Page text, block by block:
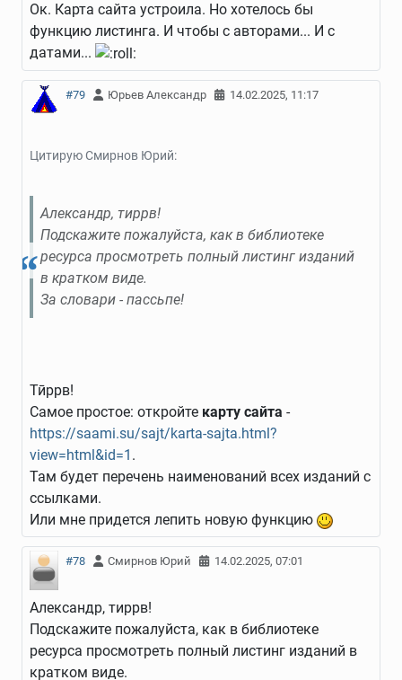
Ок. Карта сайта устроила. Но хотелось бы
функцию листинга. И чтобы с авторами... И с
датами...
#79 Юрьев Александр 14.02.2025, 11:17
Цитирую Смирнов Юрий:
Александр, тиррв!
Подскажите пожалуйста, как в библиотеке
ресурса просмотреть полный листинг изданий
в кратком виде.
За словари - пассьпе!
Тӣррв!
Самое простое: откройте карту сайта -
https://saami.su/sajt/karta-sajta.html?
view=html&id=1 .
Там будет перечень наименований всех изданий с
ссылками.
Или мне придется лепить новую функцию
#78 Смирнов Юрий 14.02.2025, 07:01
Александр, тиррв!
Подскажите пожалуйста, как в библиотеке
ресурса просмотреть полный листинг изданий в
кратком виде.